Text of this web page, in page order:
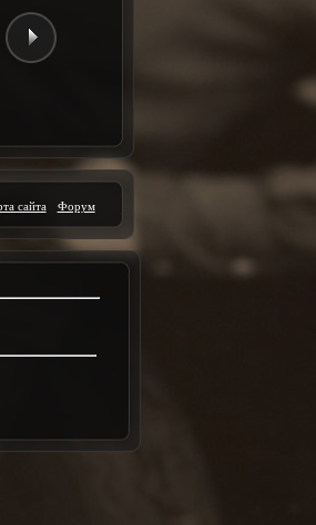
сайта Форум